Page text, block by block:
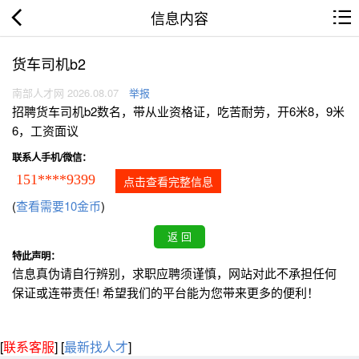
信息内容
货车司机b2
南部人才网 2026.08.07 举报
招聘货车司机b2数名，带从业资格证，吃苦耐劳，开6米8，9米
6，工资面议
联系人手机/微信：
151****9399 点击查看完整信息
(查看需要10金币)
特此声明：
信息真伪请自行辨别，求职应聘须谨慎，网站对此不承担任何
保证或连带责任! 希望我们的平台能为您带来更多的便利！
[联系客服] [最新找人才]